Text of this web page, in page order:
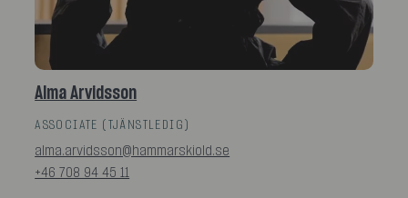
Alma Arvidsson
ASSOCIATE (TJÄNSTLEDIG)
alma.arvidsson@hammarskiold.se
+46 708 94 45 11